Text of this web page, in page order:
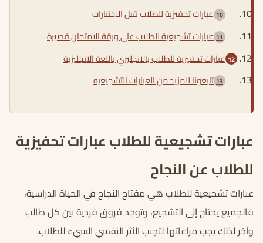
عبارات تحفيزية للطلاب قبل الاختبارات
عبارات تشجيعية للطلاب على ورقة الامتحان قصيرة
عبارات تحفيزية للطلاب بالانجليزي باللغة الانجليزية
تابعونا للمزيد من العبارات التشجيعيه
عبارات تشجيعية للطلاب عبارات تحفيزية
للطلاب عن النجاح
عبارات تشجيعية للطلابهيمفتاحالنجاحفيالحياةالدراسية،
فالجميعيحتاجإلىالتشجيع، وتوجدفروقفرديةبينكلطالب
وآخرلذلكيجبمراعاتهالتجنبالأثرالنفسيالسيءللطلاب.